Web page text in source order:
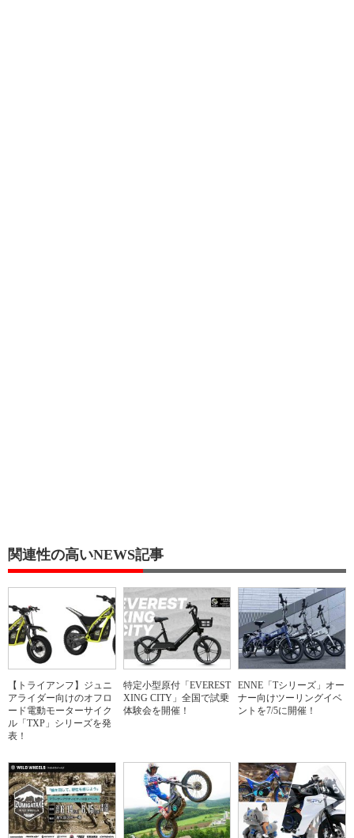
関連性の高いNEWS記事
【トライアンフ】ジュニ
アライダー向けのオフロ
ード電動モーターサイク
ル「TXP」シリーズを発
表！
特定小型原付「EVEREST
XING CITY」全国で試乗
体験会を開催！
ENNE「Tシリーズ」オー
ナー向けツーリングイベ
ントを7/5に開催！